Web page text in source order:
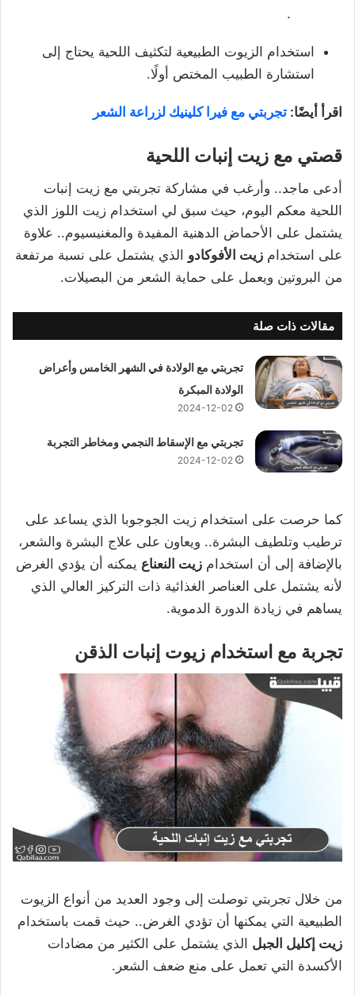
.
استخدام الزيوت الطبيعية لتكثيف اللحية يحتاج إلى
استشارة الطبيب المختص أولًا.
اقرأ أيضًا: تجربتي مع فيرا كلينيك لزراعة الشعر
قصتي مع زيت إنبات اللحية
أدعى ماجد.. وأرغب في مشاركة تجربتي مع زيت إنبات
اللحية معكم اليوم، حيث سبق لي استخدام زيت اللوز الذي
يشتمل على الأحماض الدهنية المفيدة والمغنيسيوم.. علاوة
على استخدام زيت الأفوكادو الذي يشتمل على نسبة مرتفعة
من البروتين ويعمل على حماية الشعر من البصيلات.
مقالات ذات صلة
تجربتي مع الولادة في الشهر الخامس وأعراض
الولادة المبكرة
2024-12-02
تجربتي مع الإسقاط النجمي ومخاطر التجربة
2024-12-02
كما حرصت على استخدام زيت الجوجوبا الذي يساعد على
ترطيب وتلطيف البشرة.. ويعاون على علاج البشرة والشعر،
بالإضافة إلى أن استخدام زيت النعناع يمكنه أن يؤدي الغرض
لأنه يشتمل على العناصر الغذائية ذات التركيز العالي الذي
يساهم في زيادة الدورة الدموية.
تجربة مع استخدام زيوت إنبات الذقن
من خلال تجربتي توصلت إلى وجود العديد من أنواع الزيوت
الطبيعية التي يمكنها أن تؤدي الغرض.. حيث قمت باستخدام
زيت إكليل الجبل الذي يشتمل على الكثير من مضادات
الأكسدة التي تعمل على منع ضعف الشعر.